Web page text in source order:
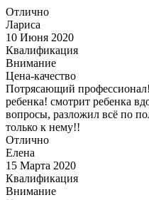
Отлично
Лариса
10 Июня 2020
Квалификация
Внимание
Цена-качество
Потрясающий профессионал!
ребенка! смотрит ребенка
вопросы, разложил всё по
только к нему!!
Отлично
Елена
15 Марта 2020
Квалификация
Внимание